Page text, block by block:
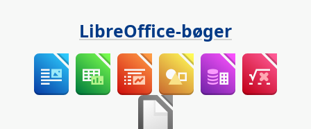
LibreOffice-bøger